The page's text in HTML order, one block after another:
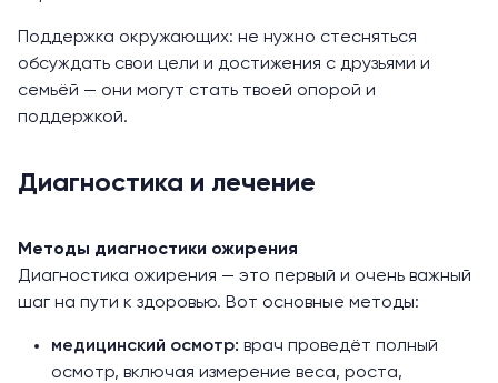
Поддержка окружающих: не нужно стесняться
обсуждать свои цели и достижения с друзьями и
семьёй — они могут стать твоей опорой и
поддержкой.
Диагностика и лечение
Методы диагностики ожирения
Диагностика ожирения — это первый и очень важный
шаг на пути к здоровью. Вот основные методы:
медицинский осмотр: врач проведёт полный
осмотр, включая измерение веса, роста,